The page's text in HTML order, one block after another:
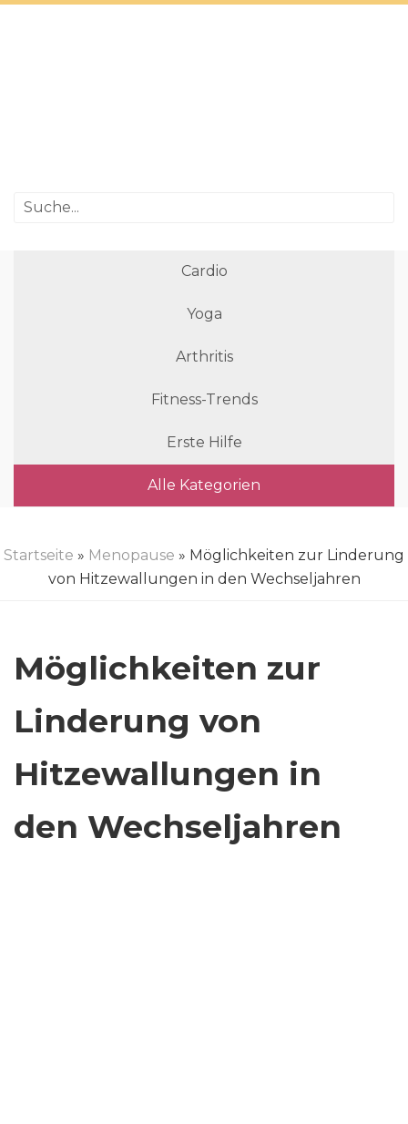
Cardio
Yoga
Arthritis
Fitness-Trends
Erste Hilfe
Alle Kategorien
Startseite » Menopause » Möglichkeiten zur Linderung
von Hitzewallungen in den Wechseljahren
Möglichkeiten zur
Linderung von
Hitzewallungen in
den Wechseljahren